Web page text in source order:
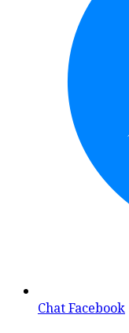
Chat Facebook